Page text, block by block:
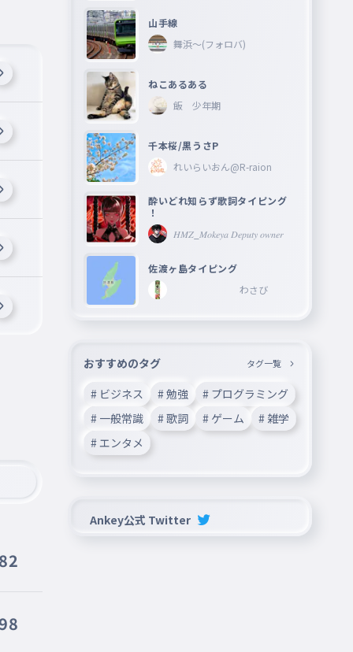
山手線
舞浜〜(フォロバ)
ねこあるある
飯 少年期
千本桜/黒うさP
れいらいおん@R-raion
酔いどれ知らず歌詞タイピング
！
𝐻𝑀𝑍_𝑀𝑜𝑘𝑒𝑦𝑎 𝐷𝑒𝑝𝑢𝑡𝑦 𝑜𝑤𝑛𝑒𝑟
佐渡ヶ島タイピング
わさび
おすすめのタグ タグ一覧
# ビジネス # 勉強
# プログラミング
# 一般常識
# 歌詞 # ゲーム
# 雑学
# エンタメ
Ankey公式 Twitter